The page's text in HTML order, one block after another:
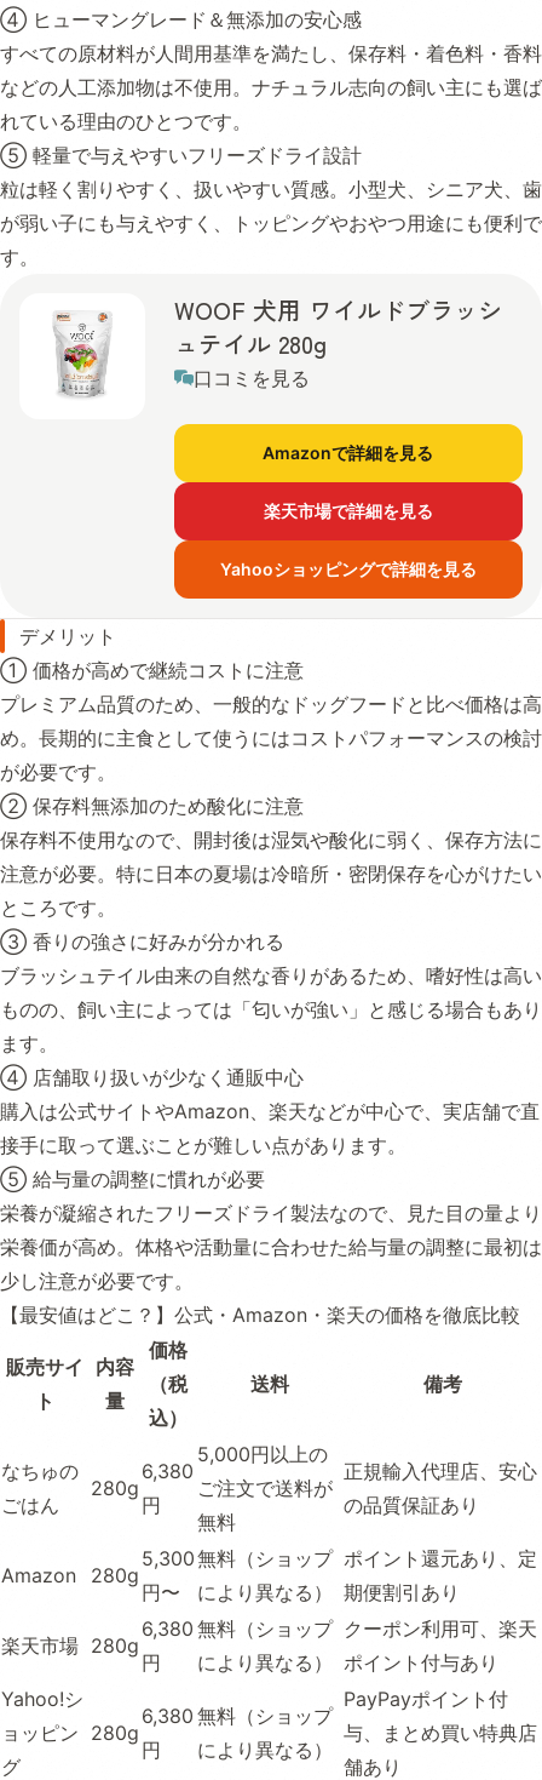
④ ヒューマングレード＆無添加の安心感
すべての原材料が人間用基準を満たし、保存料・着色料・香料
などの人工添加物は不使用。ナチュラル志向の飼い主にも選ば
れている理由のひとつです。
⑤ 軽量で与えやすいフリーズドライ設計
粒は軽く割りやすく、扱いやすい質感。小型犬、シニア犬、歯
が弱い子にも与えやすく、トッピングやおやつ用途にも便利で
す。
WOOF 犬用 ワイルドブラッシ
ュテイル 280g
口コミを見る
Amazonで詳細を見る
楽天市場で詳細を見る
Yahooショッピングで詳細を見る
デメリット
① 価格が高めで継続コストに注意
プレミアム品質のため、一般的なドッグフードと比べ価格は高
め。長期的に主食として使うにはコストパフォーマンスの検討
が必要です。
② 保存料無添加のため酸化に注意
保存料不使用なので、開封後は湿気や酸化に弱く、保存方法に
注意が必要。特に日本の夏場は冷暗所・密閉保存を心がけたい
ところです。
③ 香りの強さに好みが分かれる
ブラッシュテイル由来の自然な香りがあるため、嗜好性は高い
ものの、飼い主によっては「匂いが強い」と感じる場合もあり
ます。
④ 店舗取り扱いが少なく通販中心
購入は公式サイトやAmazon、楽天などが中心で、実店舗で直
接手に取って選ぶことが難しい点があります。
⑤ 給与量の調整に慣れが必要
栄養が凝縮されたフリーズドライ製法なので、見た目の量より
栄養価が高め。体格や活動量に合わせた給与量の調整に最初は
少し注意が必要です。
【最安値はどこ？】公式・Amazon・楽天の価格を徹底比較
販売サイ
ト
内容
量
価格
（税
込）
送料 備考
なちゅの
ごはん
280g
6,380
円
5,000円以上の
ご注文で送料が
無料
正規輸入代理店、安心
の品質保証あり
Amazon 280g
5,300
円〜
無料（ショップ
により異なる）
ポイント還元あり、定
期便割引あり
楽天市場 280g
6,380
円
無料（ショップ
により異なる）
クーポン利用可、楽天
ポイント付与あり
Yahoo!シ
ョッピン
グ
280g
6,380
円
無料（ショップ
により異なる）
PayPayポイント付
与、まとめ買い特典店
舗あり